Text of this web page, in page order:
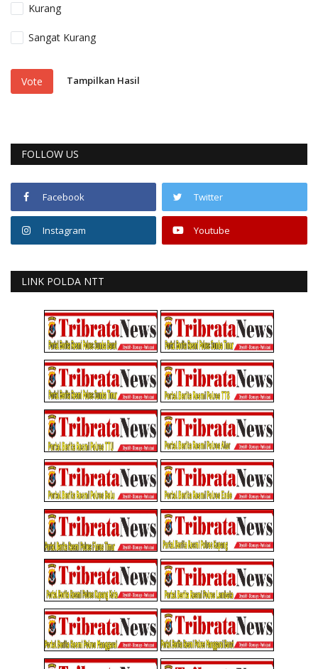
Kurang
Sangat Kurang
Vote Tampilkan Hasil
FOLLOW US
Facebook Twitter
Instagram Youtube
LINK POLDA NTT